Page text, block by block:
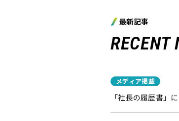
最新記事
RECENT
メディア掲載
「社長の履歴書」